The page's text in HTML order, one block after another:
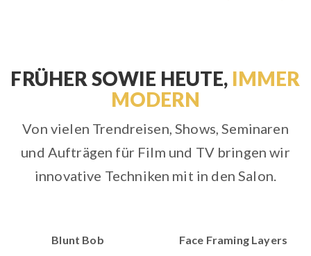
FRÜHER SOWIE HEUTE, IMMER
MODERN
Von vielen Trendreisen, Shows, Seminaren
und Aufträgen für Film und TV bringen wir
innovative Techniken mit in den Salon.
Blunt Bob Face Framing Layers